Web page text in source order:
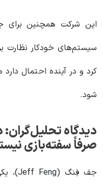
این شرکت همچنین برای
سیستم‌های خودکار نظارت
کرد و در آینده احتمال
شود.
دیدگاه تحلیل‌گران:
صرفاً سفته‌بازی